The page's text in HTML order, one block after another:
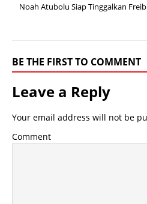
Noah Atubolu Siap Tinggalkan
BE THE FIRST TO COMMENT
Leave a Reply
Your email address will not be
Comment